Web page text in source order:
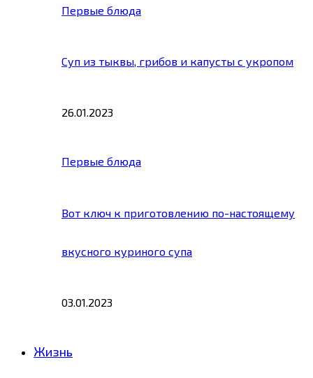
Первые блюда
Суп из тыквы, грибов и капусты с укропом
26.01.2023
Первые блюда
Вот ключ к приготовлению по-настоящему
вкусного куриного супа
03.01.2023
Жизнь